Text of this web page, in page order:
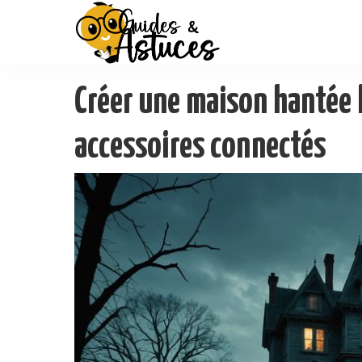
Créer une maison
accessoires connectés